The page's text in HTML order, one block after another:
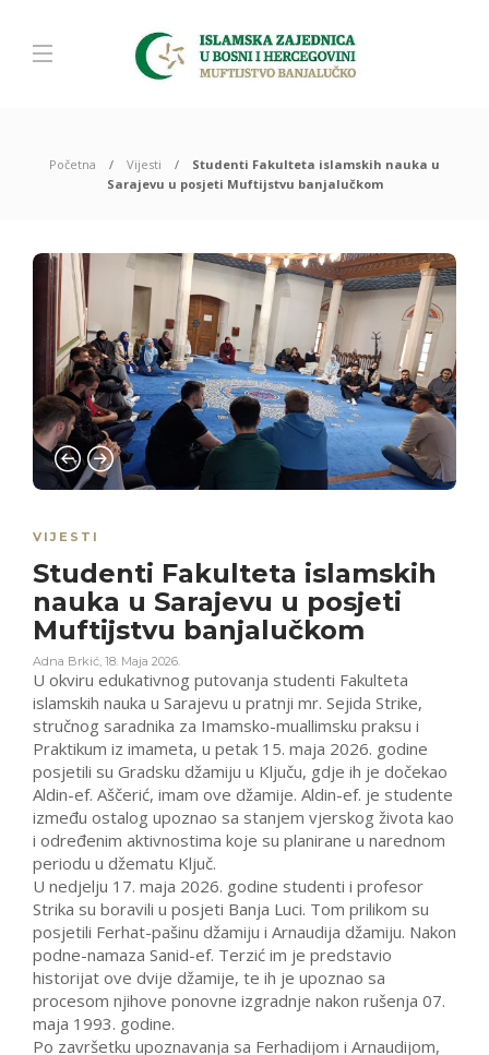
Početna Vijesti
Studenti Fakulteta islamskih nauka u
Sarajevu u posjeti Muftijstvu banjalučkom
VIJESTI
Studenti Fakulteta islamskih
nauka u Sarajevu u posjeti
Muftijstvu banjalučkom
Adna Brkić, 18. Maja 2026.
U okviru edukativnog putovanja studenti Fakulteta
islamskih nauka u Sarajevu u pratnji mr. Sejida Strike,
stručnog saradnika za Imamsko-muallimsku praksu i
Praktikum iz imameta, u petak 15. maja 2026. godine
posjetili su Gradsku džamiju u Ključu, gdje ih je dočekao
Aldin-ef. Aščerić, imam ove džamije. Aldin-ef. je studente
između ostalog upoznao sa stanjem vjerskog života kao
i određenim aktivnostima koje su planirane u narednom
periodu u džematu Ključ.
U nedjelju 17. maja 2026. godine studenti i profesor
Strika su boravili u posjeti Banja Luci. Tom prilikom su
posjetili Ferhat-pašinu džamiju i Arnaudija džamiju. Nakon
podne-namaza Sanid-ef. Terzić im je predstavio
historijat ove dvije džamije, te ih je upoznao sa
procesom njihove ponovne izgradnje nakon rušenja 07.
maja 1993. godine.
Po završetku upoznavanja sa Ferhadijom i Arnaudijom,